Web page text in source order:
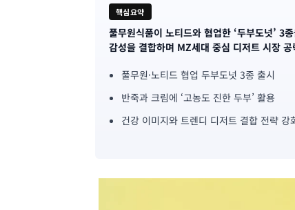
핵심요약
기
심
풀무원식품이 노티드와 협업한 ‘두부도넛’ 3
감성을 결합하며 MZ세대 중심 디저트 시장
풀무원·노티드 협업 두부도넛 3종 출시
반죽과 크림에 ‘고농도 진한 두부’ 활용
건강 이미지와 트렌디 디저트 결합 전략 강